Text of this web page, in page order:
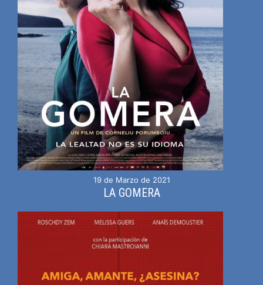
19 de Marzo de 2021
LA GOMERA